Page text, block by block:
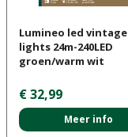
Lumineo led vintage
lights 24m-240LED
groen/warm wit
€ 32,99
Meer info